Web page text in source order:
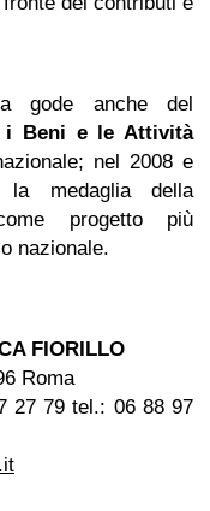
gode anche del
i Beni e le Attività
nel 2008 e
medaglia della
progetto più
nazionale.
FIORILLO
Roma
27 79 tel.: 06 88 97